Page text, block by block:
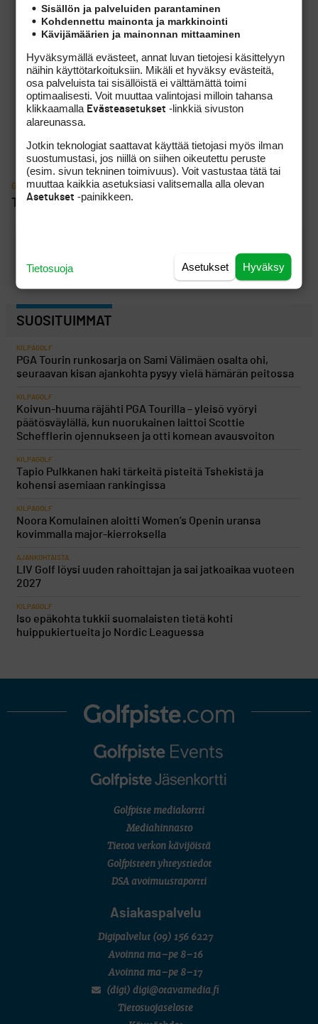
Eppu Normaali siivitti Konsta Jutilan Erkko Trophyn
voittoon
Golf tuntui liian rauhalliselta, joten ammattilaispelaaja
Eetu Isometsä vaihtoi päälajikseen hiihdon
"Olisi pitänyt kuunnella kroppaa" – Jason Dayn 18 vuoden
putki katkesi
GOLFPISTE PODCAST
The Open 2026
SUOSITUIMMAT
KILPAGOLF
PGA Tourin runkosarja on Sami Välimäen osalta ohi,
seuraavan kisan ajankohta pysyy vielä hämärän peitossa
KILPAGOLF
Koivun-huuma räjähti PGA Tourilla – yleisö vyöryi
päätösväylällä, kun nuorukainen laittoi Scottie
Schefflerin ojennukseen ja otti komean avausvoiton
KILPAGOLF
Tapio Pulkkanen haki tärkeitä pisteitä Tshekistä ja
kohensi asemiaan rankingissa
KILPAGOLF
Noora Komulainen aloitti Women’s Openin uransa
kovimmalla major-kierroksella
AJANKOHTAISTA
LIV Golf löysi uuden rahoittajan ja sai jatkoaikaa vuoteen
2027
KILPAGOLF
Iso epäkohta tukkii suomalaisten tietä kohti
huippukiertueita jo Nordic Leaguessa
Golfpiste mediakortti
Mediahinnasto
Tietoa verkon kävijöistä
Golfpisteen yhteystiedot
DSA avoimuusraportti
Asiakaspalvelu
Digipalvelut (09) 156 6227
Avoinna ma–pe 8–16
Avoinna ma–pe 8–17
(digi) digi@otavamedia.fi
Tietosuojaseloste
Sisällön ja palveluiden parantaminen
Kohdennettu mainonta ja markkinointi
Kävijämäärien ja mainonnan mittaaminen
Hyväksymällä evästeet, annat luvan tietojesi käsittelyyn
näihin käyttötarkoituksiin. Mikäli et hyväksy evästeitä,
osa palveluista tai sisällöistä ei välttämättä toimi
optimaalisesti. Voit muuttaa valintojasi milloin tahansa
klikkaamalla Evästeasetukset -linkkiä sivuston
alareunassa.
Jotkin teknologiat saattavat käyttää tietojasi myös ilman
suostumustasi, jos niillä on siihen oikeutettu peruste
(esim. sivun tekninen toimivuus). Voit vastustaa tätä tai
muuttaa kaikkia asetuksiasi valitsemalla alla olevan
Asetukset -painikkeen.
Hyväksy
Asetukset
Tietosuoja